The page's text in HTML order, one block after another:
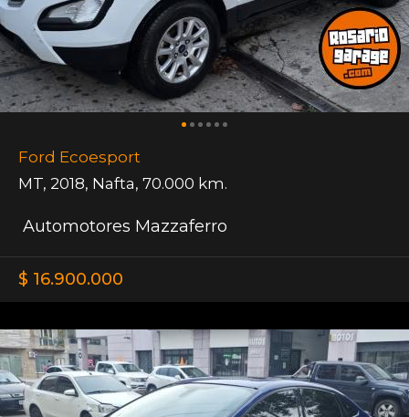
Ford Ecoesport
MT, 2018, Nafta, 70.000 km.
Automotores Mazzaferro
$ 16.900.000